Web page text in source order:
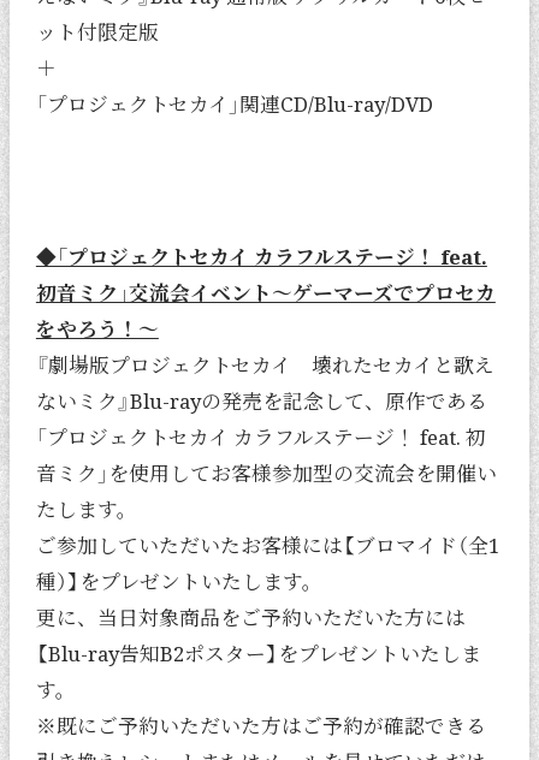
ット付限定版
＋
「プロジェクトセカイ」関連CD/Blu-ray/DVD
◆「プロジェクトセカイ カラフルステージ！ feat.
初音ミク」交流会イベント～ゲーマーズでプロセカ
をやろう！～
『劇場版プロジェクトセカイ 壊れたセカイと歌え
ないミク』Blu-rayの発売を記念して、原作である
「プロジェクトセカイ カラフルステージ！ feat. 初
音ミク」を使用してお客様参加型の交流会を開催い
たします。
ご参加していただいたお客様には【ブロマイド（全1
種）】をプレゼントいたします。
更に、当日対象商品をご予約いただいた方には
【Blu-ray告知B2ポスター】をプレゼントいたしま
す。
※既にご予約いただいた方はご予約が確認できる